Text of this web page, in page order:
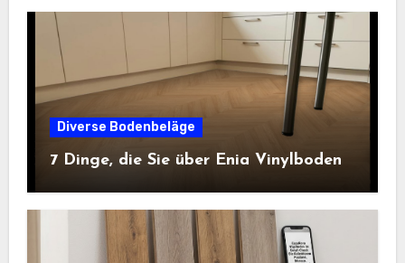
Diverse Bodenbeläge
7 Dinge, die Sie über Enia Vinylboden